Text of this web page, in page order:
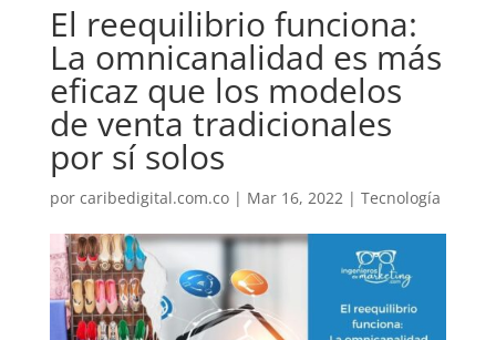
El reequilibrio funciona:
La omnicanalidad es más
eficaz que los modelos
de venta tradicionales
por sí solos
por caribedigital.com.co| Mar 16, 2022| Tecnología